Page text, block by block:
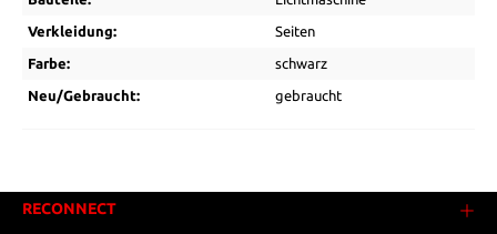
Verkleidung: Seiten
Farbe: schwarz
Neu/Gebraucht: gebraucht
RECONNECT